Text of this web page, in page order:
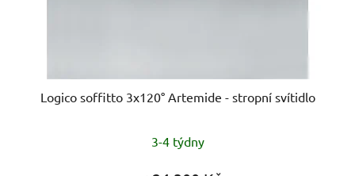
Logico soffitto 3x120° Artemide - stropní svítidlo
3-4 týdny